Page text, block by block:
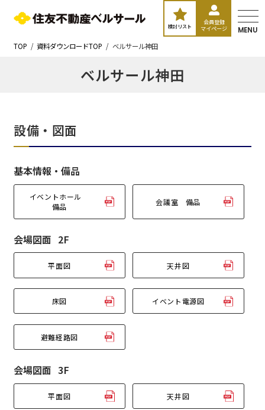
検討リスト
会員登録
マイページ
MENU
TOP
資料ダウンロードTOP ベルサール神田
ベルサール神田
設備・図面
基本情報・備品
イベントホール
備品
会議室 備品
会場図面 2F
平面図 天井図
床図 イベント電源図
避難経路図
会場図面 3F
平面図 天井図
エリア／施設 ※複数選択可能
新宿・高田馬場エリア
ベルサール新宿グランド
新宿住友ビル三角広場
新宿住友スカイルーム
秋葉原・神田・東京エリア
ベルサール八重洲
ベルサール東京日本橋
飯田橋・九段・半蔵門・神保町エリア